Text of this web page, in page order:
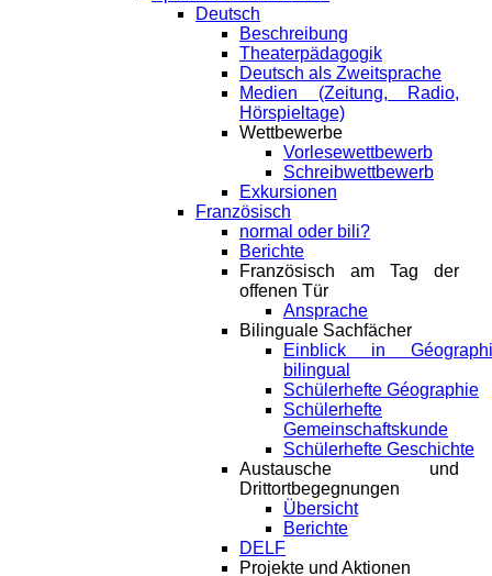
Deutsch
Beschreibung
Theaterpädagogik
Deutsch als Zweitsprache
Medien (Zeitung, Radio,
Hörspieltage)
Wettbewerbe
Vorlesewettbewerb
Schreibwettbewerb
Exkursionen
Französisch
normal oder bili?
Berichte
Französisch am Tag der
offenen Tür
Ansprache
Bilinguale Sachfächer
Einblick in
bilingual
Schülerhefte Géographie
Schülerhefte
Gemeinschaftskunde
Schülerhefte Geschichte
Austausche und
Drittortbegegnungen
Übersicht
Berichte
DELF
Projekte und Aktionen